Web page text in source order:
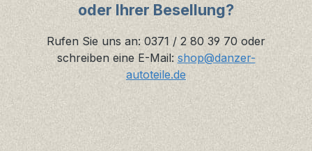
oder Ihrer Besellung?
Rufen Sie uns an: 0371 / 2 80 39 70 oder
schreiben eine E-Mail: shop@danzer-
autoteile.de